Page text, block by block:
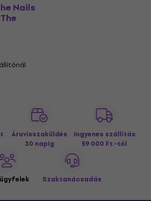
Nails
Áruvisszaküldés
30 napig
Ingyenes szállítás
59 000 Ft -tól
Szaktanácsadás